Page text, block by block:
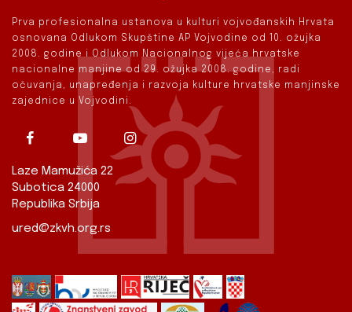
Prva profesionalna ustanova u kulturi vojvođanskih Hrvata
osnovana Odlukom Skupštine AP Vojvodine od 10. ožujka
2008. godine i Odlukom Nacionalnog vijeća hrvatske
nacionalne manjine od 29. ožujka 2008. godine, radi
očuvanja, unapređenja i razvoja kulture hrvatske manjinske
zajednice u Vojvodini.
Laze Mamužića 22
Subotica 24000
Republika Srbija
ured@zkvh.org.rs